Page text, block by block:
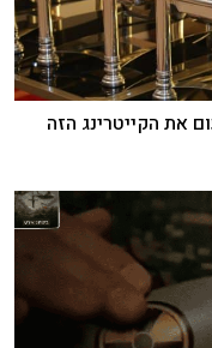
את הקייטרינג הזה